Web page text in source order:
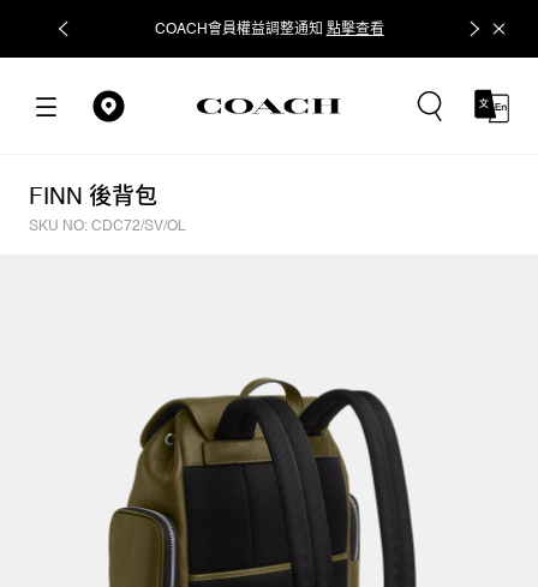
COACH會員權益調整通知 點擊查看 立即追蹤
FINN 後背包
SKU NO: CDC72/SV/OL